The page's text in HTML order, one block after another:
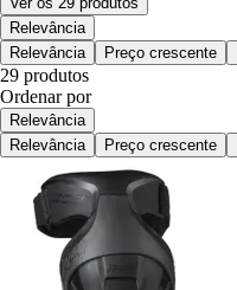
Relevância
Relevância
Preço crescente
29 produtos
Ordenar por
Relevância
Relevância
Preço crescente